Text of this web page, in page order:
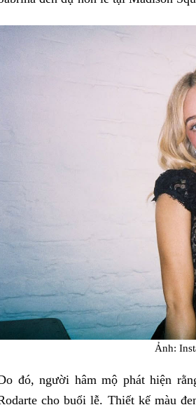
Ảnh:
đó, người hâm mộ phát hiện
cho buổi lễ. Thiết kế màu